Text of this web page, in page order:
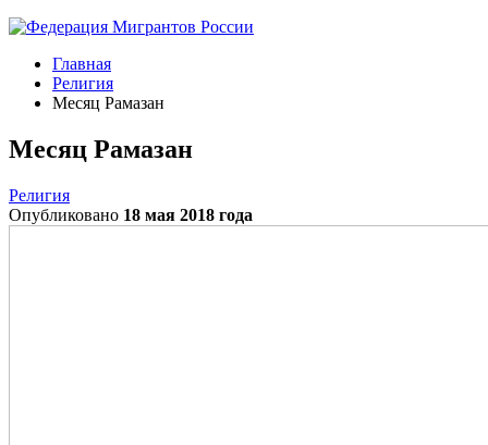
Главная
Религия
Месяц Рамазан
Месяц Рамазан
Религия
Опубликовано 18 мая 2018 года